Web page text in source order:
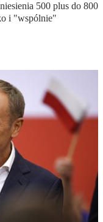
500 plus do 800
i "wspólnie"